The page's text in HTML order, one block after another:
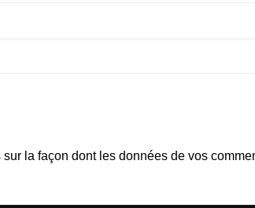
sur la façon dont les données de vos